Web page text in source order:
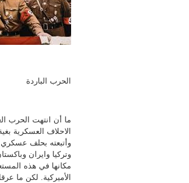
الحرب الباردة
ما أن انتهت الحرب
وأتبعته بحلف
وتركيا وايران
مكانها في هذه